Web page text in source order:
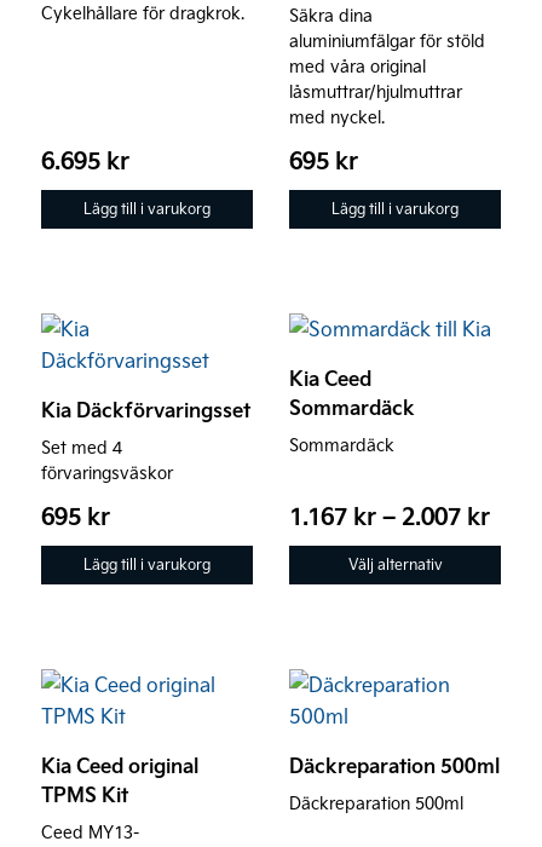
Cykelhållare för dragkrok.
6.695 kr
Lägg till i varukorg
Säkra dina
aluminiumfälgar för stöld
med våra original
låsmuttrar/hjulmuttrar
med nyckel.
695 kr
Lägg till i varukorg
Kia Däckförvaringsset
Set med 4
förvaringsväskor
695 kr
Lägg till i varukorg
Kia Ceed
Sommardäck
Sommardäck
1.167 kr– 2.007 kr
Välj alternativ
Den
produkten
har
flera
De
olika
alternativen
på
produktsidan
Kia Ceed original
TPMS Kit
Ceed MY13-
Däckreparation 500ml
Däckreparation 500ml